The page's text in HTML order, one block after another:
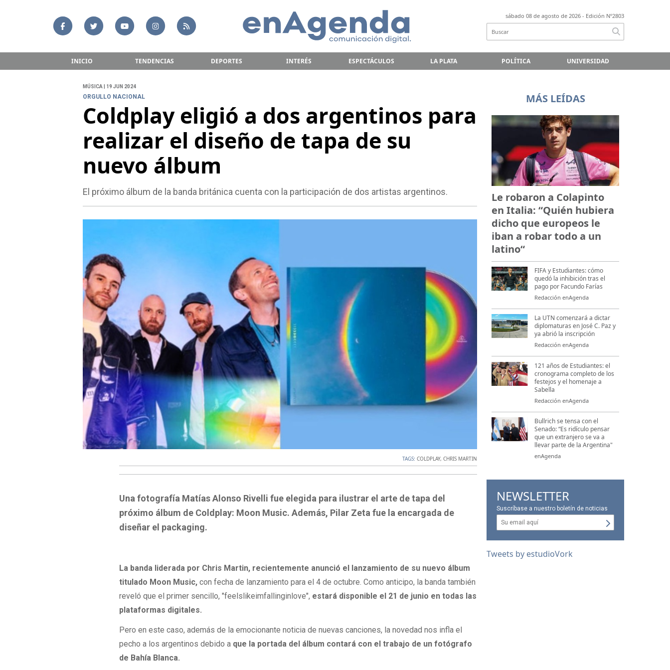
sábado 08 de agosto de 2026 - Edición Nº2803
INICIO TENDENCIAS DEPORTES INTERÉS ESPECTÁCULOS LA PLATA POLÍTICA UNIVERSIDAD
MÚSICA | 19 JUN 2024
ORGULLO NACIONAL
Coldplay eligió a dos argentinos para
realizar el diseño de tapa de su
nuevo álbum
El próximo álbum de la banda británica cuenta con la participación de dos artistas argentinos.
TAGS:COLDPLAY,CHRIS MARTIN
Una fotografía Matías Alonso Rivelli fue elegida para ilustrar el arte de tapa del
próximo álbum de Coldplay: Moon Music. Además, Pilar Zeta fue la encargada de
diseñar el packaging.
La banda liderada por Chris Martin, recientemente anunció el lanzamiento de su nuevo álbum
titulado Moon Music, con fecha de lanzamiento para el 4 de octubre. Como anticipo, la banda también
reveló que el primer sencillo, "feelslikeimfallinginlove", estará disponible el 21 de junio en todas las
plataformas digitales.
Pero en este caso, además de la emocionante noticia de nuevas canciones, la novedad nos infla el
pecho a los argentinos debido a que la portada del álbum contará con el trabajo de un fotógrafo
de Bahía Blanca.
MÁS LEÍDAS
Le robaron a Colapinto
en Italia: “Quién hubiera
dicho que europeos le
iban a robar todo a un
latino“
FIFA y Estudiantes: cómo
quedó la inhibición tras el
pago por Facundo Farías
Redacción enAgenda
La UTN comenzará a dictar
diplomaturas en José C. Paz y
ya abrió la inscripción
Redacción enAgenda
121 años de Estudiantes: el
cronograma completo de los
festejos y el homenaje a
Sabella
Redacción enAgenda
Bullrich se tensa con el
Senado: “Es ridículo pensar
que un extranjero se va a
llevar parte de la Argentina"
enAgenda
NEWSLETTER
Suscríbase a nuestro boletín de noticias
Tweets by estudioVork